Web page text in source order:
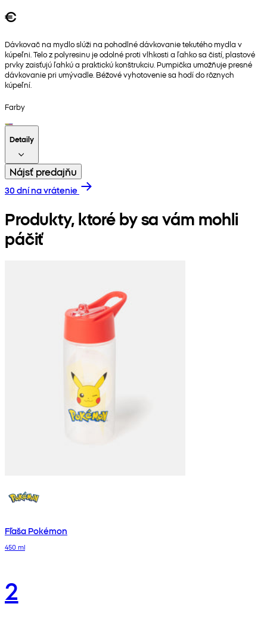
€
Dávkovač na mydlo slúži na pohodlné dávkovanie tekutého mydla v
kúpeľni. Telo z polyresinu je odolné proti vlhkosti a ľahko sa čistí, plastové
prvky zaisťujú ľahkú a praktickú konštrukciu. Pumpička umožňuje presné
dávkovanie pri umývadle. Béžové vyhotovenie sa hodí do rôznych
kúpeľní.
Farby
Detaily
Nájsť predajňu
30 dní na vrátenie
Produkty, ktoré by sa vám mohli
páčiť
Fľaša Pokémon
450 ml
2